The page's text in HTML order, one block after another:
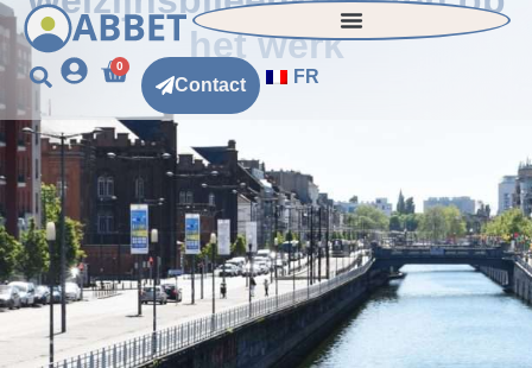
0
Contact FR
het werk